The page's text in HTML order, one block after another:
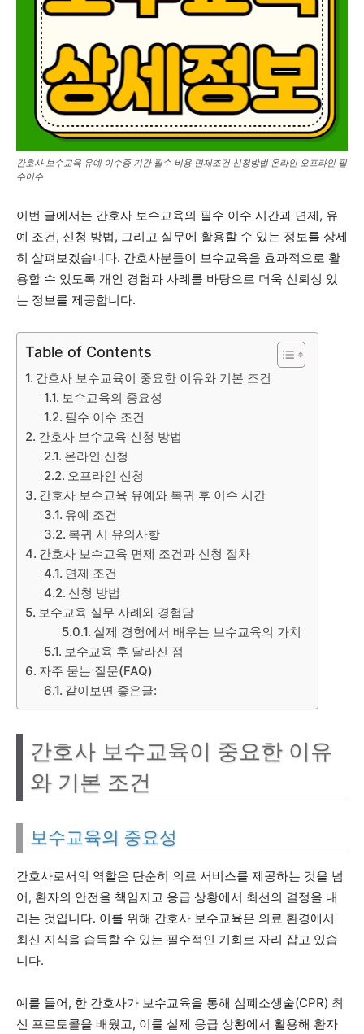
간호사 보수교육 유예 이수증 기간 필수 비용 면제조건 신청방법 온라인 오프라인 필
수이수
이번 글에서는 간호사 보수교육의 필수 이수 시간과 면제, 유
예 조건, 신청 방법, 그리고 실무에 활용할 수 있는 정보를 상세
히 살펴보겠습니다. 간호사분들이 보수교육을 효과적으로 활
용할 수 있도록 개인 경험과 사례를 바탕으로 더욱 신뢰성 있
는 정보를 제공합니다.
Table of Contents
간호사 보수교육이 중요한 이유와 기본 조건
보수교육의 중요성
필수 이수 조건
간호사 보수교육 신청 방법
온라인 신청
오프라인 신청
간호사 보수교육 유예와 복귀 후 이수 시간
유예 조건
복귀 시 유의사항
간호사 보수교육 면제 조건과 신청 절차
면제 조건
신청 방법
보수교육 실무 사례와 경험담
실제 경험에서 배우는 보수교육의 가치
보수교육 후 달라진 점
자주 묻는 질문(FAQ)
같이보면 좋은글:
간호사 보수교육이 중요한 이유
와 기본 조건
보수교육의 중요성
간호사로서의 역할은 단순히 의료 서비스를 제공하는 것을 넘
어, 환자의 안전을 책임지고 응급 상황에서 최선의 결정을 내
리는 것입니다. 이를 위해 간호사 보수교육은 의료 환경에서
최신 지식을 습득할 수 있는 필수적인 기회로 자리 잡고 있습
니다.
예를 들어, 한 간호사가 보수교육을 통해 심폐소생술(CPR) 최
신 프로토콜을 배웠고, 이를 실제 응급 상황에서 활용해 환자